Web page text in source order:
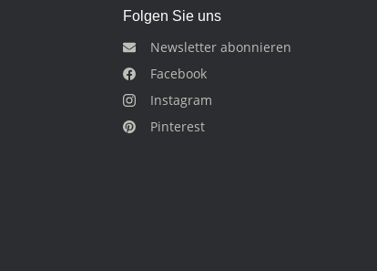
Folgen Sie uns
Newsletter abonnieren
Facebook
Instagram
Pinterest